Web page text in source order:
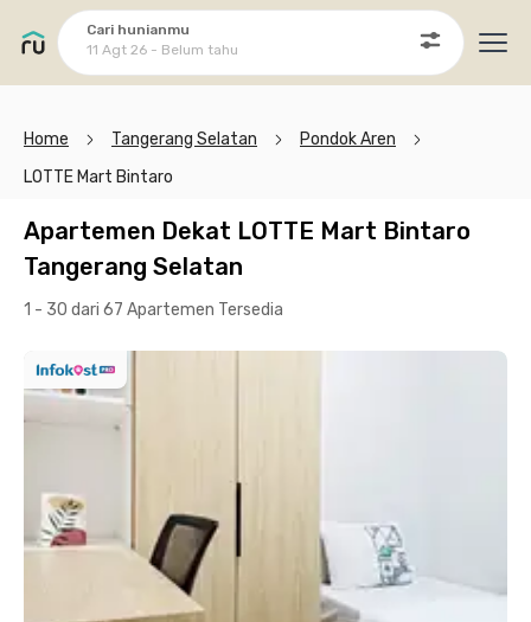
Cari hunianmu
11 Agt 26 - Belum tahu
Home Tangerang Selatan
Pondok Aren
LOTTE Mart Bintaro
Apartemen Dekat LOTTE Mart Bintaro
Tangerang Selatan
1 - 30 dari 67 Apartemen Tersedia